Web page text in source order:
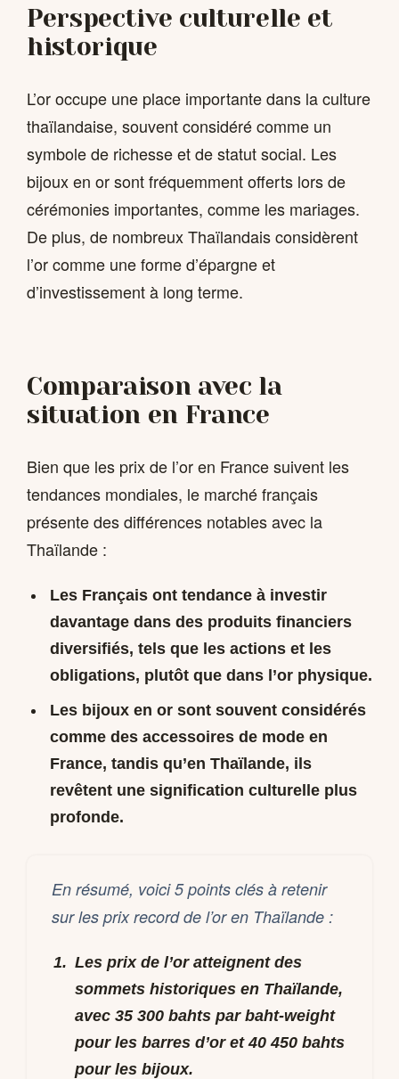
Perspective culturelle et
historique
L’or occupe une place importante dans la culture
thaïlandaise, souvent considéré comme un
symbole de richesse et de statut social. Les
bijoux en or sont fréquemment offerts lors de
cérémonies importantes, comme les mariages.
De plus, de nombreux Thaïlandais considèrent
l’or comme une forme d’épargne et
d’investissement à long terme.
Comparaison avec la
situation en France
Bien que les prix de l’or en France suivent les
tendances mondiales, le marché français
présente des différences notables avec la
Thaïlande :
Les Français ont tendance à investir
davantage dans des produits financiers
diversifiés, tels que les actions et les
obligations, plutôt que dans l’or physique.
Les bijoux en or sont souvent considérés
comme des accessoires de mode en
France, tandis qu’en Thaïlande, ils
revêtent une signification culturelle plus
profonde.
En résumé, voici 5 points clés à retenir
sur les prix record de l’or en Thaïlande :
Les prix de l’or atteignent des
sommets historiques en Thaïlande,
avec 35 300 bahts par baht-weight
pour les barres d’or et 40 450 bahts
pour les bijoux.